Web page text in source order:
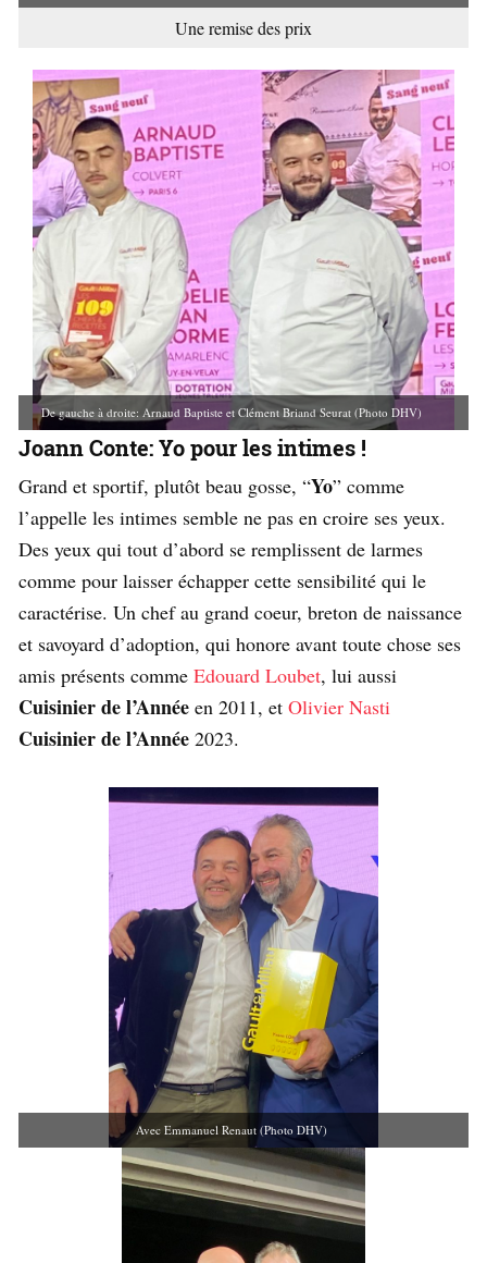
Une remise des prix
De gauche à droite: Arnaud Baptiste et Clément Briand Seurat (Photo DHV)
Joann Conte: Yo pour les intimes !
Grand et sportif, plutôt beau gosse, “Yo” comme
l’appelle les intimes semble ne pas en croire ses yeux.
Des yeux qui tout d’abord se remplissent de larmes
comme pour laisser échapper cette sensibilité qui le
caractérise. Un chef au grand coeur, breton de naissance
et savoyard d’adoption, qui honore avant toute chose ses
amis présents comme Edouard Loubet, lui aussi
Cuisinier de l’Année en 2011, et Olivier Nasti
Cuisinier de l’Année 2023.
Avec Emmanuel Renaut (Photo DHV)